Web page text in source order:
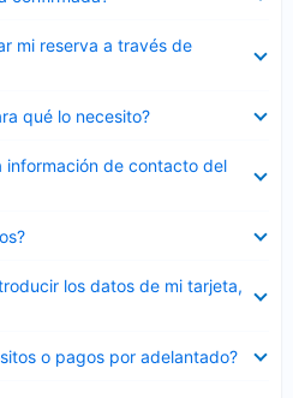
mi reserva a través de
qué lo necesito?
información de contacto del
los datos de mi tarjeta,
o pagos por adelantado?